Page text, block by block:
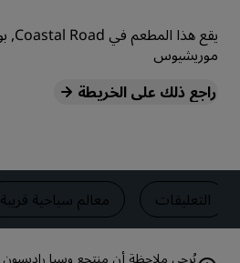
موريشيوس
راجع ذلك على الخريطة
التعليقات معالم سياحية قريبة